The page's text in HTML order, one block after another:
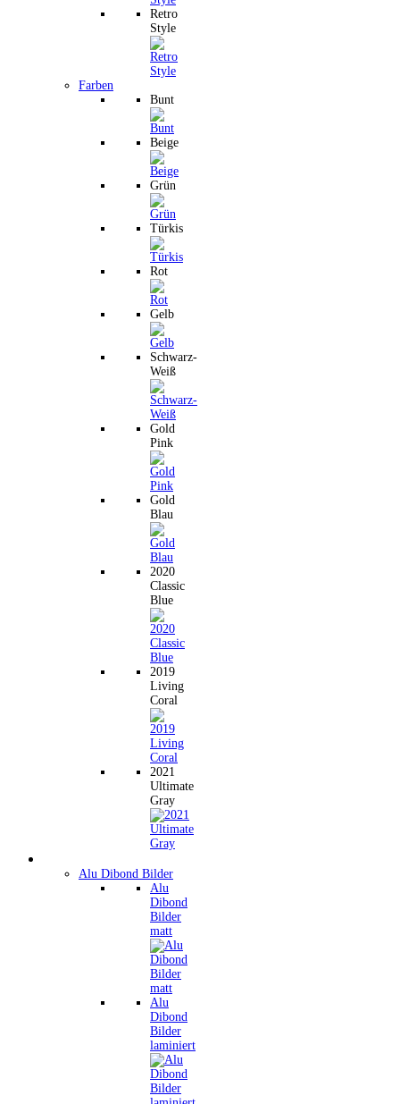
Retro
Style
Farben
Bunt
Beige
Grün
Türkis
Rot
Gelb
Schwarz-
Weiß
Gold
Pink
Gold
Blau
2020
Classic
Blue
2019
Living
Coral
2021
Ultimate
Gray
Alu Dibond Bilder
Alu
Dibond
Bilder
matt
Alu
Dibond
Bilder
laminiert